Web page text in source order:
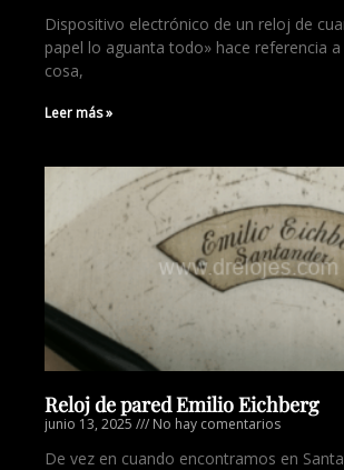
Dispositivo electrónico de un reloj de
papel lo aguanta todo» hace referencia
cosa,
Leer más »
Reloj de pared Emilio Eichberg
junio 13, 2025 No hay comentarios
De vez en cuando encontramos en